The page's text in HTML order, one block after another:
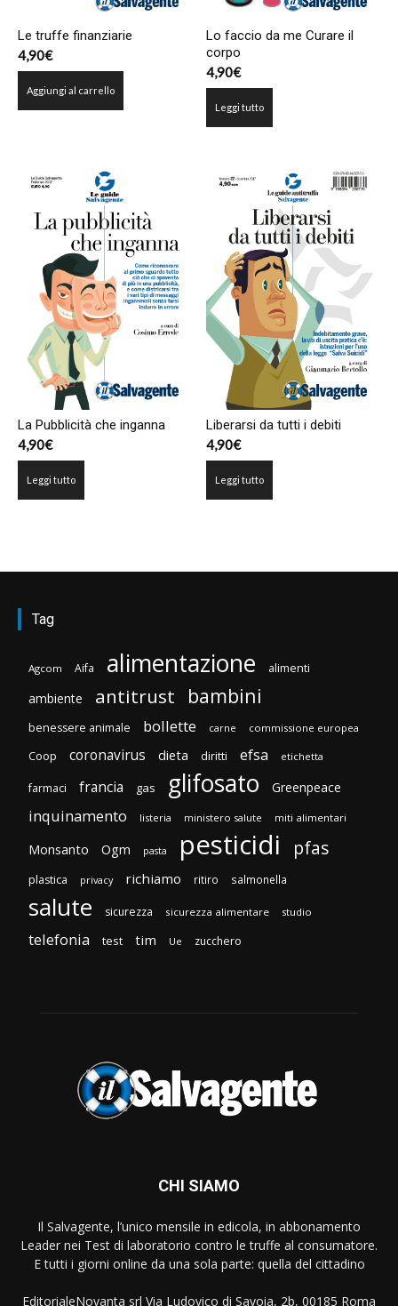
Le truffe finanziarie
4,90€
Aggiungi al carrello
Lo faccio da me Curare il
corpo
4,90€
Leggi tutto
La Pubblicità che inganna
4,90€
Leggi tutto
Liberarsi da tutti i debiti
4,90€
Leggi tutto
Tag
Agcom Aifa alimentazione alimenti
ambiente antitrust bambini
benessere animale bollette carne commissione europea
Coop coronavirus dieta diritti efsa etichetta
farmaci francia gas glifosato Greenpeace
inquinamento listeria ministero salute miti alimentari
Monsanto Ogm pasta pesticidi pfas
plastica privacy richiamo ritiro salmonella
salute sicurezza sicurezza alimentare studio
telefonia test tim Ue zucchero
CHI SIAMO
Il Salvagente, l’unico mensile in edicola, in abbonamento
Leader nei Test di laboratorio contro le truffe al consumatore.
E tutti i giorni online da una sola parte: quella del cittadino
EditorialeNovanta srl Via Ludovico di Savoia, 2b, 00185 Roma